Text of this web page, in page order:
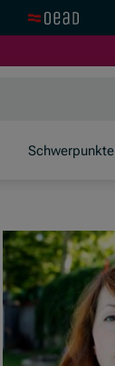
Schwerpunkte